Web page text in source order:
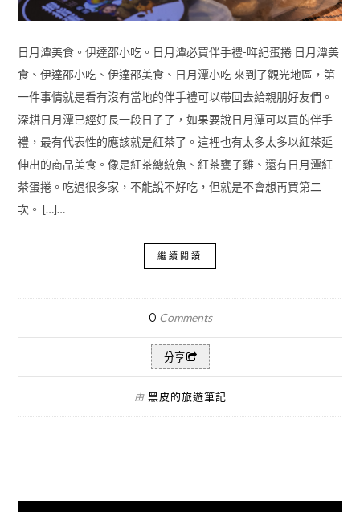
日月潭美食。伊達邵小吃。日月潭必買伴手禮-哖紀蛋捲 日月潭美
食、伊達邵小吃、伊達邵美食、日月潭小吃 來到了觀光地區，第
一件事情就是看有沒有當地的伴手禮可以帶回去給親朋好友們。
深耕日月潭已經好長一段日子了，如果要說日月潭可以買的伴手
禮，最有代表性的應該就是紅茶了。這裡也有太多太多以紅茶延
伸出的商品美食。像是紅茶總統魚、紅茶甕子雞、還有日月潭紅
茶蛋捲。吃過很多家，不能說不好吃，但就是不會想再買第二
次。 […]…
繼續閱讀
0 Comments
分享
由 黑皮的旅遊筆記